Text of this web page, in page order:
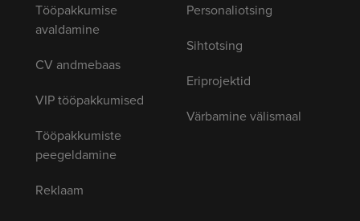
Tööpakkumise
avaldamine
CV andmebaas
VIP tööpakkumised
Tööpakkumiste
peegeldamine
Reklaam
Personaliotsing
Sihtotsing
Eriprojektid
Värbamine välismaal